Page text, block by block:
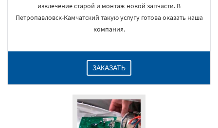
извлечение старой и монтаж новой запчасти. В
Петропавловск-Камчатский такую услугу готова оказать наша
компания.
ЗАКАЗАТЬ